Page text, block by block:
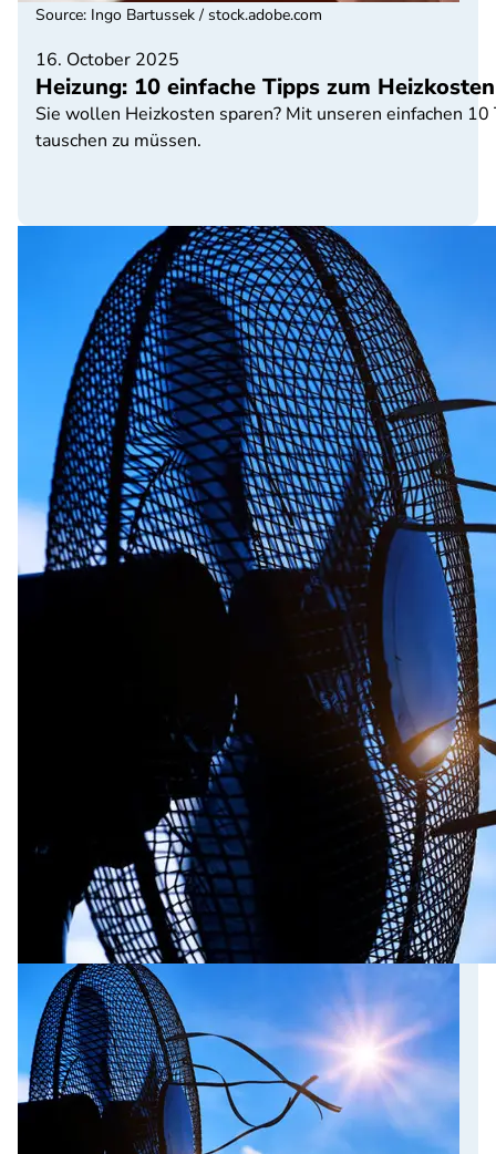
16. October 2025
Heizung: 10 einfache Tipps zum
Sie wollen Heizkosten sparen? Mit unseren einfachen
tauschen zu müssen.
Source: Ingo Bartussek / stock.adobe.com